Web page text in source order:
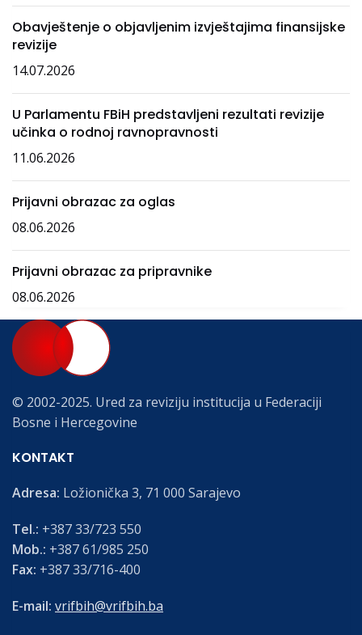
Obavještenje o objavljenim izvještajima finansijske
revizije
14.07.2026
U Parlamentu FBiH predstavljeni rezultati revizije
učinka o rodnoj ravnopravnosti
11.06.2026
Prijavni obrazac za oglas
08.06.2026
Prijavni obrazac za pripravnike
08.06.2026
© 2002-2025. Ured za reviziju institucija u Federaciji
Bosne i Hercegovine
KONTAKT
Adresa: Ložionička 3, 71 000 Sarajevo
Tel.: +387 33/723 550
Mob.: +387 61/985 250
Fax: +387 33/716-400
E-mail: vrifbih@vrifbih.ba